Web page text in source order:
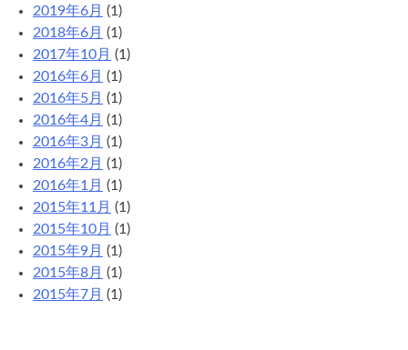
2019年6月 (1)
2018年6月 (1)
2017年10月 (1)
2016年6月 (1)
2016年5月 (1)
2016年4月 (1)
2016年3月 (1)
2016年2月 (1)
2016年1月 (1)
2015年11月 (1)
2015年10月 (1)
2015年9月 (1)
2015年8月 (1)
2015年7月 (1)